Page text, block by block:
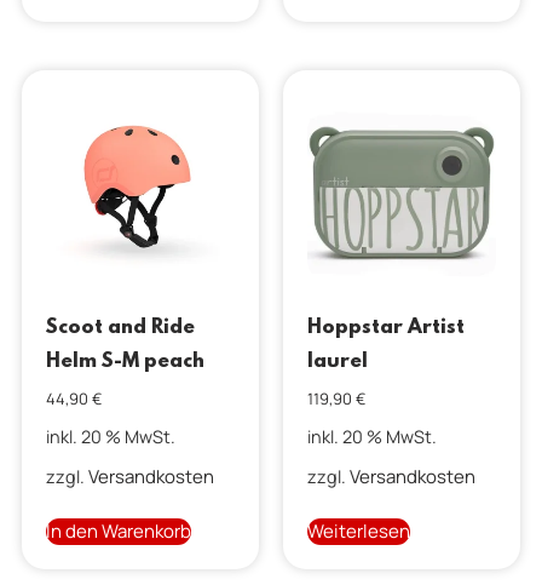
Scoot and Ride
Helm S-M peach
44,90 €
inkl. 20 % MwSt.
zzgl. Versandkosten
In den Warenkorb
Hoppstar Artist
laurel
119,90 €
inkl. 20 % MwSt.
zzgl. Versandkosten
Weiterlesen